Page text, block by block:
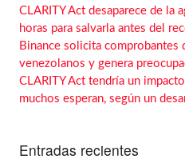
CLARITY Act desaparece de la
horas para salvarla antes del
Binance solicita comprobantes
venezolanos y genera
CLARITY Act tendría un
muchos esperan, según un
Entradas recientes